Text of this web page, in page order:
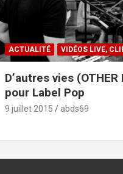
ACTUALITÉ VIDÉOS LIVE,
D’autres vies (OTHER
pour Label Pop
9 juillet 2015 abds69